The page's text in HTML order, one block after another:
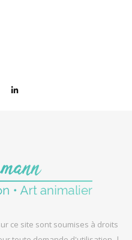
ce site sont soumises à droits